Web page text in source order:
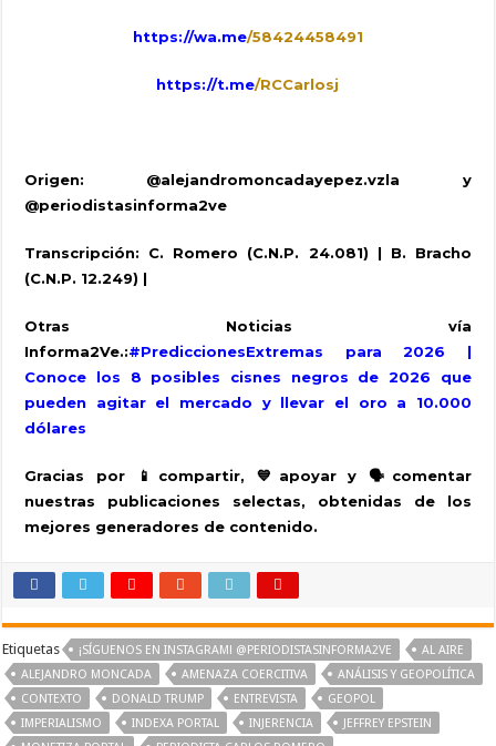
https://wa.me/58424458491
https://t.me/RCCarlosj
Origen: @alejandromoncadayepez.vzla y
@periodistasinforma2ve
Transcripción: C. Romero (C.N.P. 24.081) | B. Bracho
(C.N.P. 12.249) |
Otras Noticias vía
Informa2Ve.:#PrediccionesExtremas para 2026 |
Conoce los 8 posibles cisnes negros de 2026 que
pueden agitar el mercado y llevar el oro a 10.000
dólares
Gracias por 📱 compartir,💙 apoyar y 🗣 ️comentar
nuestras publicaciones selectas, obtenidas de los
mejores generadores de contenido.
Etiquetas ¡SÍGUENOS EN INSTAGRAM! @PERIODISTASINFORMA2VE
AL AIRE
ALEJANDRO MONCADA
AMENAZA COERCITIVA
ANÁLISIS Y GEOPOLÍTICA
CONTEXTO
DONALD TRUMP ENTREVISTA
GEOPOL
IMPERIALISMO
INDEXA PORTAL INJERENCIA
JEFFREY EPSTEIN